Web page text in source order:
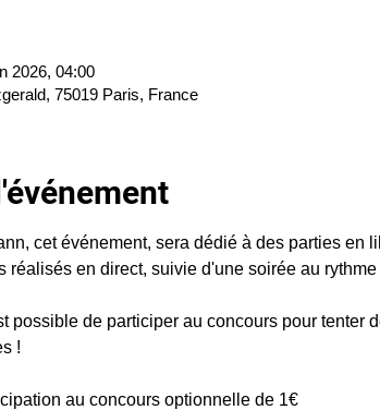
2026, 04:00
75019 Paris, France
cet événement, sera dédié à des parties en
réalisés en direct, suivie d'une soirée au
possible de participer au concours pour tenter
!
au concours optionnelle de 1€